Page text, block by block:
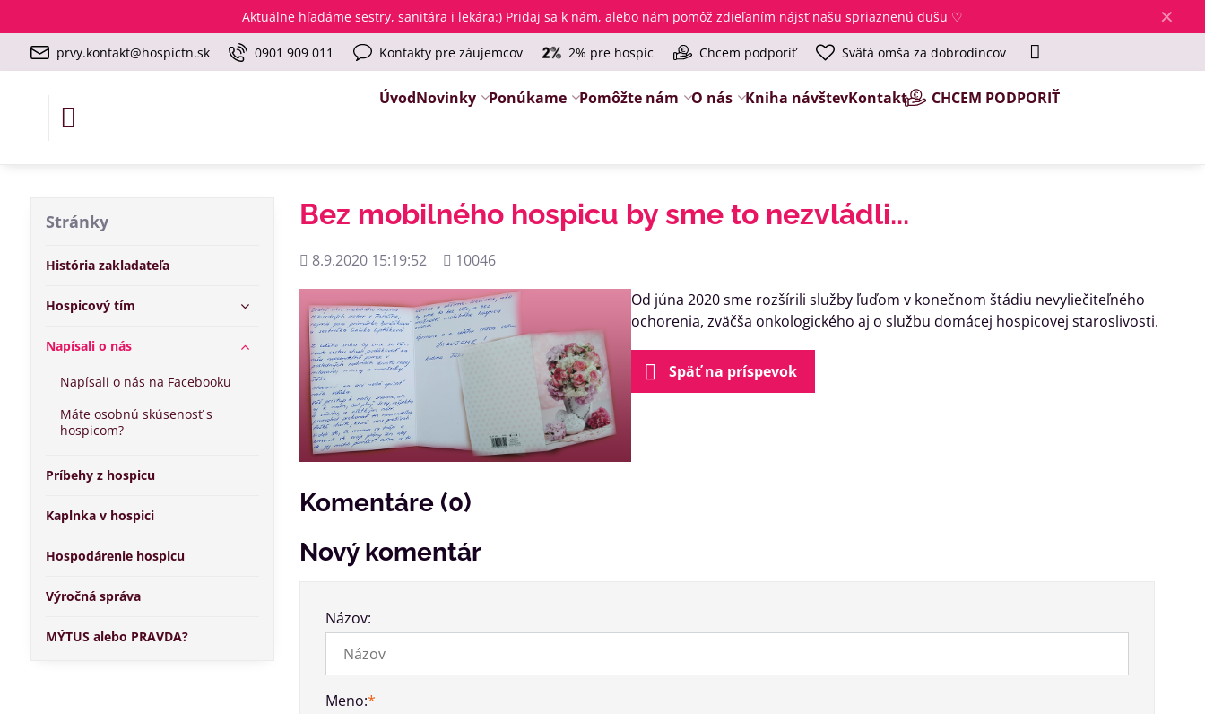
✕
Aktuálne hľadáme sestry, sanitára i lekára:) Pridaj sa k nám, alebo nám pomôž zdieľaním nájsť našu spriaznenú dušu ♡
prvy.kontakt@hospictn.sk 0901 909 011 Kontakty pre záujemcov 2% pre hospic Chcem podporiť Svätá omša za dobrodincov
ÚvodNovinky Ponúkame Pomôžte nám O nás Kniha návštevKontakt CHCEM PODPORIŤ
Bez mobilného hospicu by sme to nezvládli...
Pridané
8.9.2020 15:19:52
Počet
10046
Od júna 2020 sme rozšírili služby ľuďom v konečnom štádiu nevyliečiteľného
ochorenia, zväčša onkologického aj o službu domácej hospicovej staroslivosti.
Späť na príspevok
Komentáre (0)
Nový komentár
Názov:
Meno:*
Stránky
História zakladateľa
Hospicový tím
Napísali o nás
Napísali o nás na Facebooku
Máte osobnú skúsenosť s
hospicom?
Príbehy z hospicu
Kaplnka v hospici
Hospodárenie hospicu
Výročná správa
MÝTUS alebo PRAVDA?